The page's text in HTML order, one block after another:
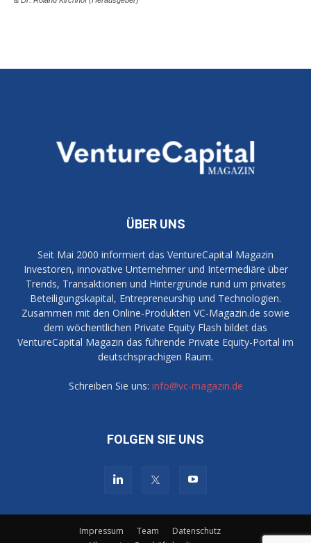
ÜBER UNS
Seit Mai 2000 informiert das VentureCapital Magazin
Investoren, innovative Unternehmer und Intermediäre über
Trends, Transaktionen und Hintergründe rund um privates
Beteiligungskapital, Entrepreneurship und Technologien.
Zusammen mit den Online-Produkten VC-Magazin.de sowie
dem wöchentlichen Private Equity Flash bildet das
VentureCapital Magazin das führende Private Equity-Portal im
deutschsprachigen Raum.
Schreiben Sie uns: info@vc-magazin.de
FOLGEN SIE UNS
Impressum Team
Datenschutz